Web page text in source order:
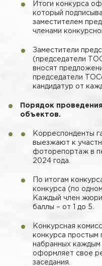
Итоги конкурса
который
заместителем
членами
Заместители
(председатели
вносят
председатели
кандидатур от
Порядок
объектов.
Корреспонденты
выезжают к
фоторепортаж в
2024 года.
По итогам
конкурса (по
Каждый член жюри
баллы – от 1 до 5.
Конкурсная
конкурса простым
набранных каждым
оформляет свое
заседания.